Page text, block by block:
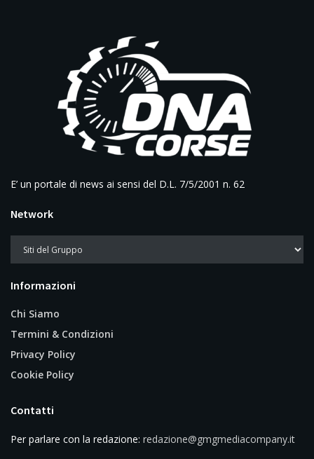
E’ un portale di news ai sensi del D.L. 7/5/2001 n. 62
Network
Informazioni
Chi Siamo
Termini & Condizioni
Privacy Policy
Cookie Policy
Contatti
Per parlare con la redazione: redazione@gmgmediacompany.it